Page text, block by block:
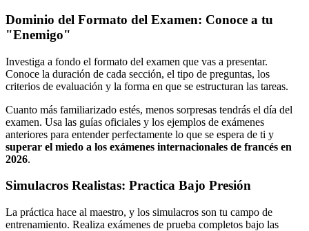
Dominio del Formato del Examen: Conoce a tu
"Enemigo"
Investiga a fondo el formato del examen que vas a presentar.
Conoce la duración de cada sección, el tipo de preguntas, los
criterios de evaluación y la forma en que se estructuran las tareas.
Cuanto más familiarizado estés, menos sorpresas tendrás el día del
examen. Usa las guías oficiales y los ejemplos de exámenes
anteriores para entender perfectamente lo que se espera de ti y
superar el miedo a los exámenes internacionales de francés en
2026.
Simulacros Realistas: Practica Bajo Presión
La práctica hace al maestro, y los simulacros son tu campo de
entrenamiento. Realiza exámenes de prueba completos bajo las